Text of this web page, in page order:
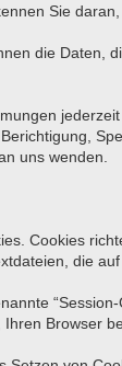
Sie
die Daten,
uns wenden.
Cookies
die
Browser